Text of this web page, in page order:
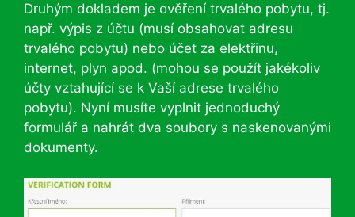
Druhým dokladem je ověření trvalého pobytu, tj.
např. výpis z účtu (musí obsahovat adresu
trvalého pobytu) nebo účet za elektřinu,
internet, plyn apod. (mohou se použít jakékoliv
účty vztahující se k Vaší adrese trvalého
pobytu). Nyní musíte vyplnit jednoduchý
formulář a nahrát dva soubory s naskenovanými
dokumenty.